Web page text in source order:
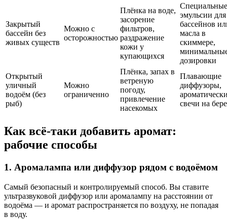
Закрытый
бассейн без
живых существ
Можно с
осторожностью
Плёнка на воде,
засорение
фильтров,
раздражение
кожи у
купающихся
Специальные
эмульсии для
бассейнов
масла в
скиммере,
дозировки
Открытый
уличный
водоём (без
рыб)
Можно
ограниченно
Плёнка, запах в
ветреную
погоду,
привлечение
насекомых
Плавающие
диффузоры,
свечи на
Как всё-таки добавить аромат:
рабочие способы
1. Аромалампа или диффузор рядом с водоёмом
Самый безопасный и контролируемый способ. Вы ставите
ультразвуковой диффузор или аромалампу на расстоянии от
водоёма — и аромат распространяется по воздуху, не попадая
в воду.